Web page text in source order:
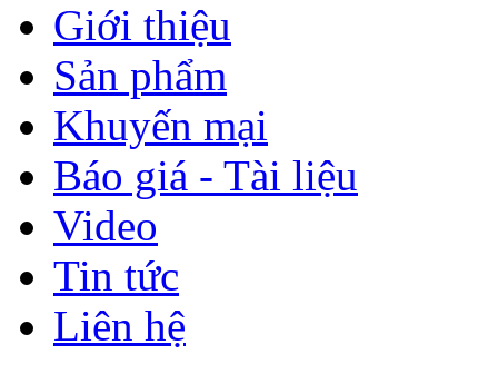
Giới thiệu
Sản phẩm
Khuyến mại
Báo giá - Tài liệu
Video
Tin tức
Liên hệ